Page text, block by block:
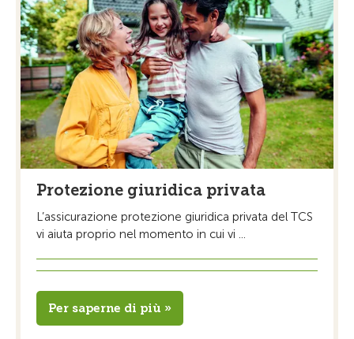
Protezione giuridica privata
L’assicurazione protezione giuridica privata del TCS
vi aiuta proprio nel momento in cui vi ...
Per saperne di più »